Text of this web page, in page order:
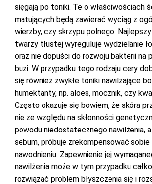
sięgają po toniki. Te o właściwościach
matujących będą zawierać wyciąg z
wierzby, czy skrzypu polnego.
twarzy tłustej wyreguluje wydzielanie
oraz nie dopuści do rozwoju bakterii na
buzi. W przypadku tego rodzaju cery
się również zwykłe toniki nawilżające
humektanty, np. aloes, mocznik, czy
Często okazuje się bowiem, że skóra
nie ze względu na skłonności
powodu niedostatecznego nawilżenia,
sebum, próbuje zrekompensować sobie
nawodnieniu. Zapewnienie jej
nawilżenia może w tym przypadku
rozwiązać problem błyszczenia się i